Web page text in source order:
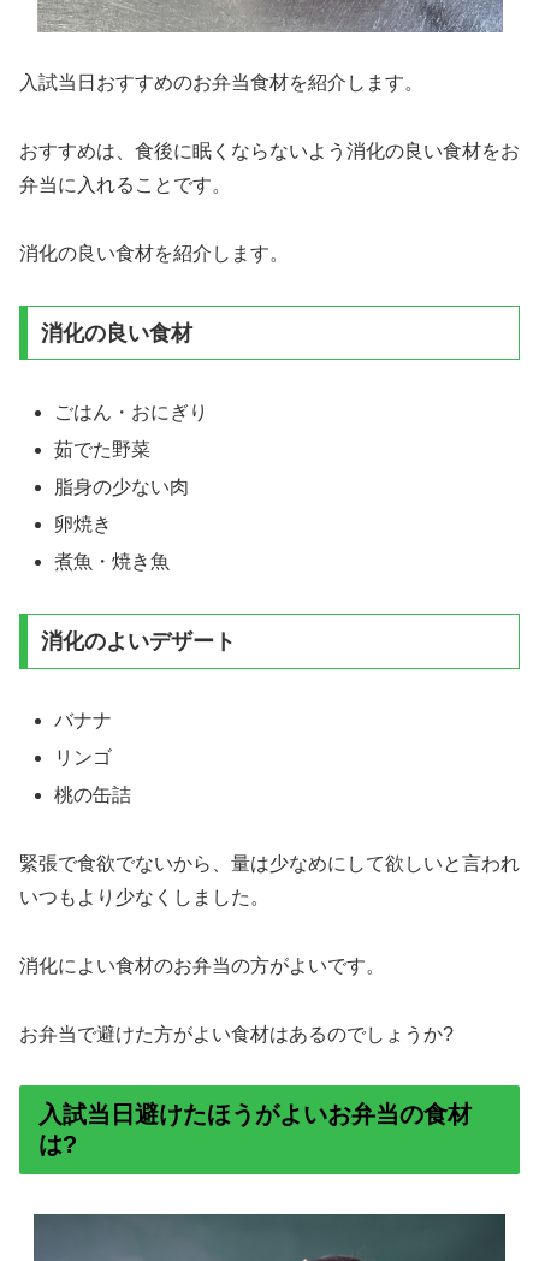
入試当日おすすめのお弁当食材を紹介します。
おすすめは、食後に眠くならないよう消化の良い食材をお
弁当に入れることです。
消化の良い食材を紹介します。
消化の良い食材
ごはん・おにぎり
茹でた野菜
脂身の少ない肉
卵焼き
煮魚・焼き魚
消化のよいデザート
バナナ
リンゴ
桃の缶詰
緊張で食欲でないから、量は少なめにして欲しいと言われ
いつもより少なくしました。
消化によい食材のお弁当の方がよいです。
お弁当で避けた方がよい食材はあるのでしょうか?
入試当日避けたほうがよいお弁当の食材
は?